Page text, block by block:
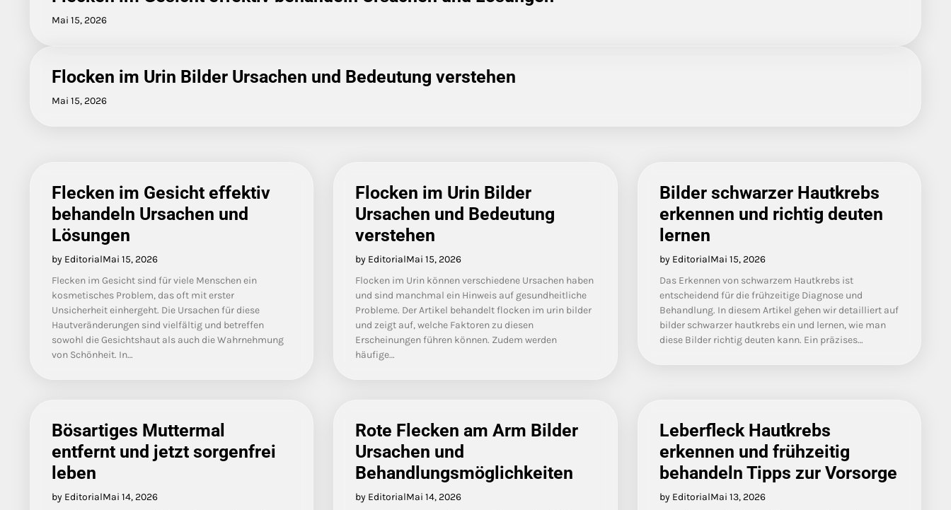
Mai 15, 2026
Flocken im Urin Bilder Ursachen und Bedeutung verstehen
Mai 15, 2026
Flecken im Gesicht effektiv
behandeln Ursachen und
Lösungen
by EditorialMai 15, 2026
Flecken im Gesicht sind für viele Menschen ein
kosmetisches Problem, das oft mit erster
Unsicherheit einhergeht. Die Ursachen für diese
Hautveränderungen sind vielfältig und betreffen
sowohl die Gesichtshaut als auch die Wahrnehmung
von Schönheit. In…
Flocken im Urin Bilder
Ursachen und Bedeutung
verstehen
by EditorialMai 15, 2026
Flocken im Urin können verschiedene Ursachen haben
und sind manchmal ein Hinweis auf gesundheitliche
Probleme. Der Artikel behandelt flocken im urin bilder
und zeigt auf, welche Faktoren zu diesen
Erscheinungen führen können. Zudem werden
häufige…
Bilder schwarzer Hautkrebs
erkennen und richtig deuten
lernen
by EditorialMai 15, 2026
Das Erkennen von schwarzem Hautkrebs ist
entscheidend für die frühzeitige Diagnose und
Behandlung. In diesem Artikel gehen wir detailliert auf
bilder schwarzer hautkrebs ein und lernen, wie man
diese Bilder richtig deuten kann. Ein präzises…
Bösartiges Muttermal
entfernt und jetzt sorgenfrei
leben
by EditorialMai 14, 2026
Rote Flecken am Arm Bilder
Ursachen und
Behandlungsmöglichkeiten
by EditorialMai 14, 2026
Leberfleck Hautkrebs
erkennen und frühzeitig
behandeln Tipps zur Vorsorge
by EditorialMai 13, 2026